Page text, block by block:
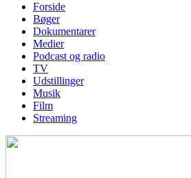
Forside
Bøger
Dokumentarer
Medier
Podcast og radio
TV
Udstillinger
Musik
Film
Streaming